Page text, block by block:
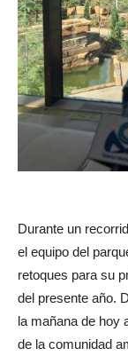
Durante un
el equipo del
retoques para su
del presente año.
la mañana de hoy
de la comunidad